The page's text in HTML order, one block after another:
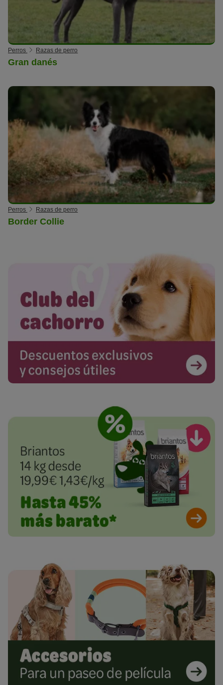
Perros Razas de perro
Gran danés
Perros Razas de perro
Border Collie